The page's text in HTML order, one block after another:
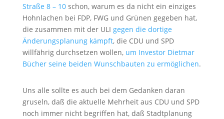
Straße 8 – 10 schon, warum es da nicht ein einziges
Hohnlachen bei FDP, FWG und Grünen gegeben hat,
die zusammen mit der ULI gegen die dortige
Änderungsplanung kämpft, die CDU und SPD
willfährig durchsetzen wollen, um Investor Dietmar
Bücher seine beiden Wunschbauten zu ermöglichen.
Uns alle sollte es auch bei dem Gedanken daran
gruseln, daß die aktuelle Mehrheit aus CDU und SPD
noch immer nicht begriffen hat, daß Stadtplanung